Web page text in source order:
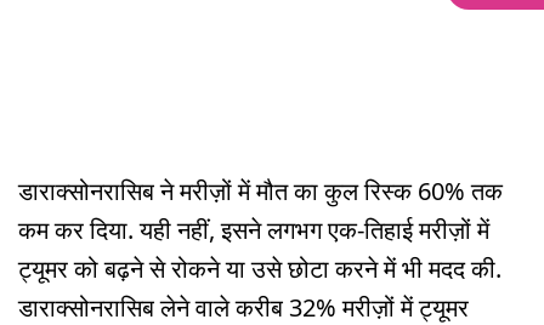
डाराक्सोनरासिब ने मरीज़ों में मौत का कुल रिस्क 60% तक
कम कर दिया. यही नहीं, इसने लगभग एक-तिहाई मरीज़ों में
ट्यूमर को बढ़ने से रोकने या उसे छोटा करने में भी मदद की.
डाराक्सोनरासिब लेने वाले करीब 32% मरीज़ों में ट्यूमर